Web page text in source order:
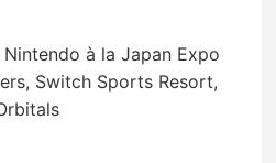
à la Japan Expo
Switch Sports Resort,